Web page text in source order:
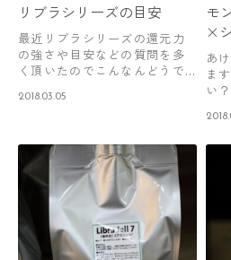
リブラシリーズの目安
最近リブラシリーズの還元力
の強さや目安などの質問を多
く頂いたのでこんなんどうで
2018.03.05
モ
×
あ
ま
い